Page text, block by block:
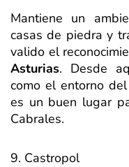
Mantiene un
casas de piedra y
valido el
Asturias. Desde
como el entorno
es un buen lugar
Cabrales.
9. Castropol